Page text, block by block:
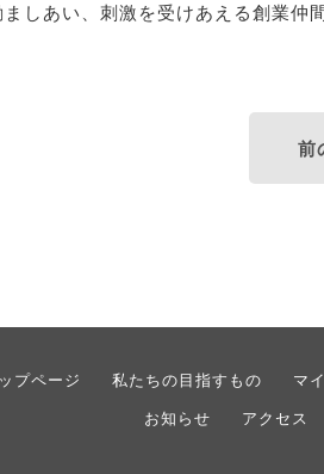
ましあい、刺激を受けあえる創業仲
前
プページ 私たちの目指すもの
マ
お知らせ
アクセス